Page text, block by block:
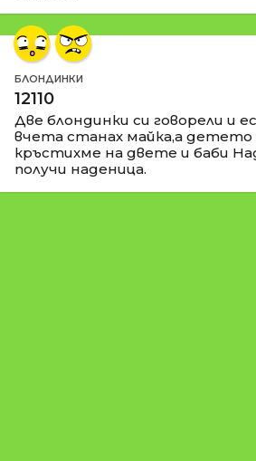
БЛОНДИНКИ
12110
Две блондинки си говорели и
вчета станах майка,а детето
кръстихме на двете и баби
получи наденица.